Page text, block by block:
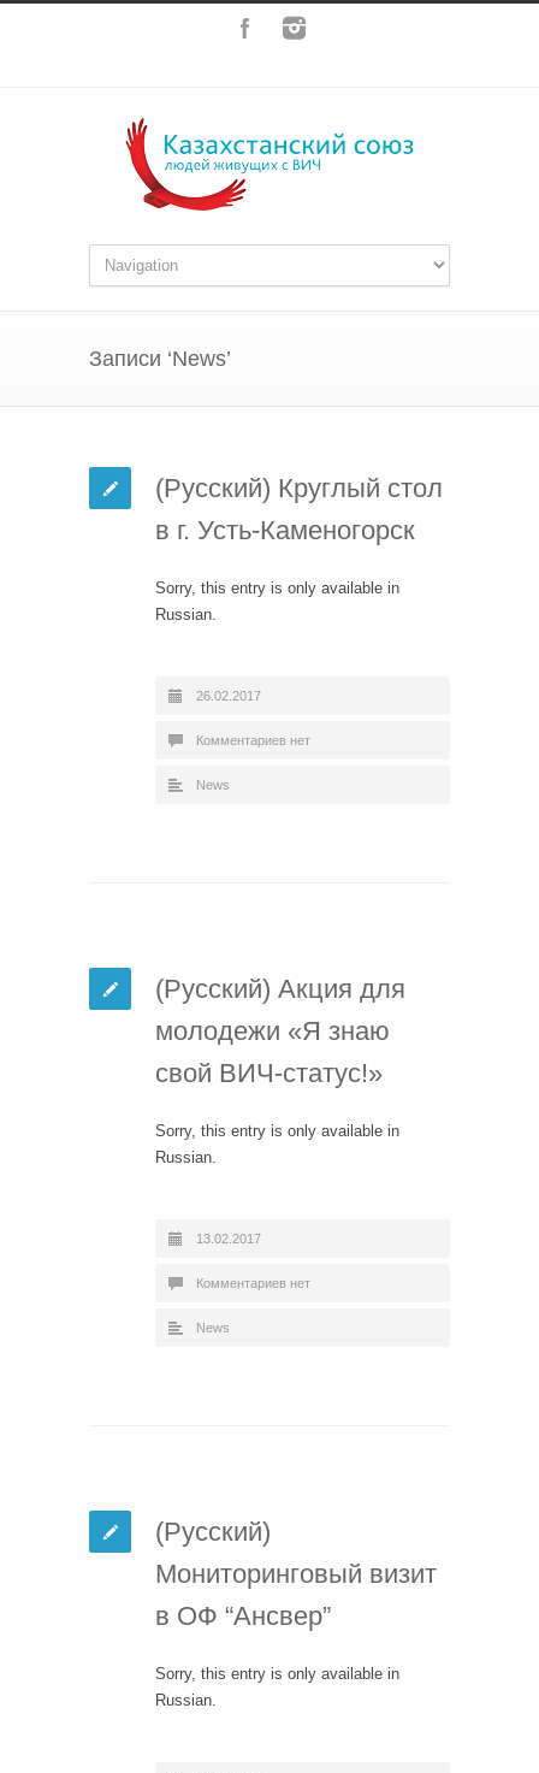
Записи ‘News’
(Русский) Круглый стол
в г. Усть-Каменогорск
Sorry, this entry is only available in
Russian.
26.02.2017
Комментариев нет
News
(Русский) Акция для
молодежи «Я знаю
свой ВИЧ-статус!»
Sorry, this entry is only available in
Russian.
13.02.2017
Комментариев нет
News
(Русский)
Мониторинговый визит
в ОФ “Ансвер”
Sorry, this entry is only available in
Russian.